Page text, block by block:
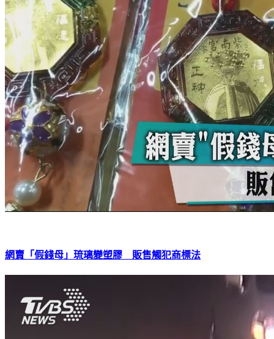
網賣「假錢母」琉璃變塑膠 販售觸犯商標法